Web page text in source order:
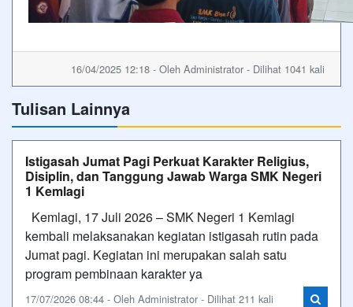
16/04/2025 12:18 - Oleh Administrator - Dilihat 1041 kali
Tulisan Lainnya
Istigasah Jumat Pagi Perkuat Karakter Religius,
Disiplin, dan Tanggung Jawab Warga SMK Negeri
1 Kemlagi
Kemlagi, 17 Juli 2026 – SMK Negeri 1 Kemlagi
kembali melaksanakan kegiatan istigasah rutin pada
Jumat pagi. Kegiatan ini merupakan salah satu
program pembinaan karakter ya
17/07/2026 08:44 - Oleh Administrator - Dilihat 211 kali